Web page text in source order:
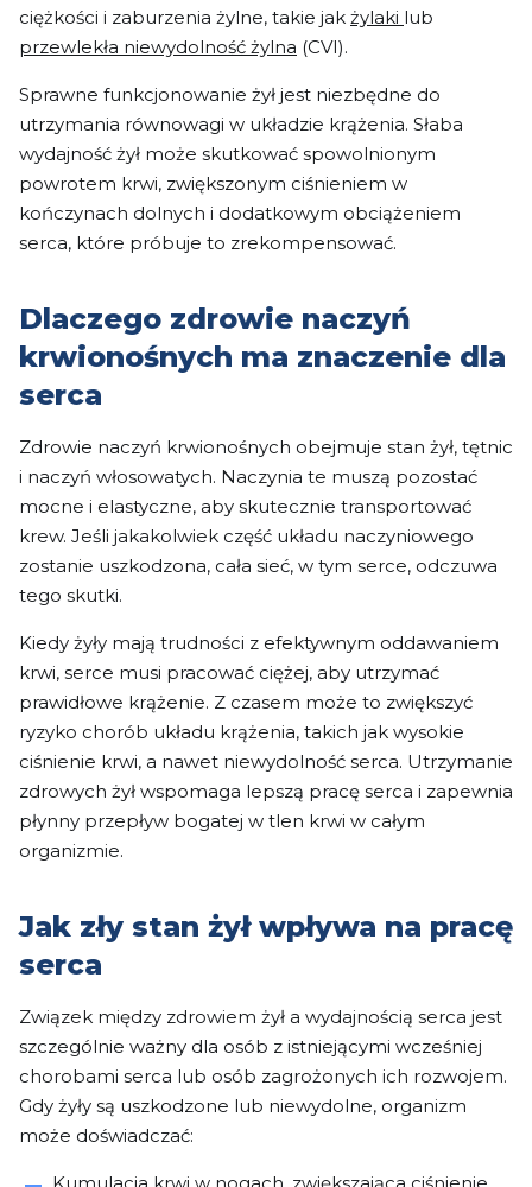
ciężkości i zaburzenia żylne, takie jak żylaki lub
przewlekła niewydolność żylna (CVI).
Sprawne funkcjonowanie żył jest niezbędne do
utrzymania równowagi w układzie krążenia. Słaba
wydajność żył może skutkować spowolnionym
powrotem krwi, zwiększonym ciśnieniem w
kończynach dolnych i dodatkowym obciążeniem
serca, które próbuje to zrekompensować.
Dlaczego zdrowie naczyń
krwionośnych ma znaczenie dla
serca
Zdrowie naczyń krwionośnych obejmuje stan żył, tętnic
i naczyń włosowatych. Naczynia te muszą pozostać
mocne i elastyczne, aby skutecznie transportować
krew. Jeśli jakakolwiek część układu naczyniowego
zostanie uszkodzona, cała sieć, w tym serce, odczuwa
tego skutki.
Kiedy żyły mają trudności z efektywnym oddawaniem
krwi, serce musi pracować ciężej, aby utrzymać
prawidłowe krążenie. Z czasem może to zwiększyć
ryzyko chorób układu krążenia, takich jak wysokie
ciśnienie krwi, a nawet niewydolność serca. Utrzymanie
zdrowych żył wspomaga lepszą pracę serca i zapewnia
płynny przepływ bogatej w tlen krwi w całym
organizmie.
Jak zły stan żył wpływa na pracę
serca
Związek między zdrowiem żył a wydajnością serca jest
szczególnie ważny dla osób z istniejącymi wcześniej
chorobami serca lub osób zagrożonych ich rozwojem.
Gdy żyły są uszkodzone lub niewydolne, organizm
może doświadczać: